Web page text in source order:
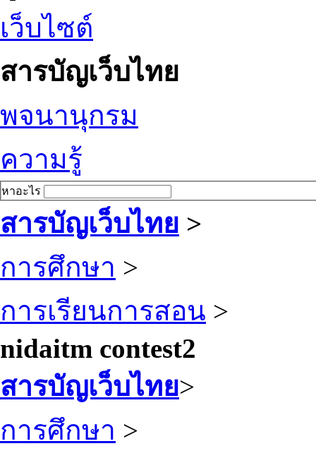
เว็บไซต์
สารบัญเว็บไทย
พจนานุกรม
ความรู้
หาอะไร
สารบัญเว็บไทย >
การศึกษา >
การเรียนการสอน >
nidaitm contest2
สารบัญเว็บไทย>
การศึกษา >